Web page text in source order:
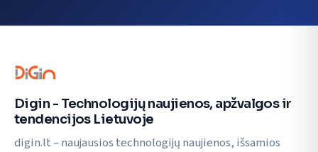
Digin - Technologijų naujienos, apžvalgos ir
tendencijos Lietuvoje
digin.lt – naujausios technologijų naujienos, išsamios